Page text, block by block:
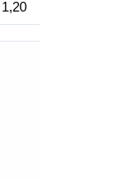
1,20